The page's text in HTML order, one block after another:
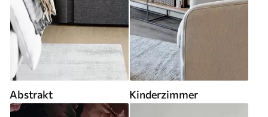
Abstrakt Kinderzimmer